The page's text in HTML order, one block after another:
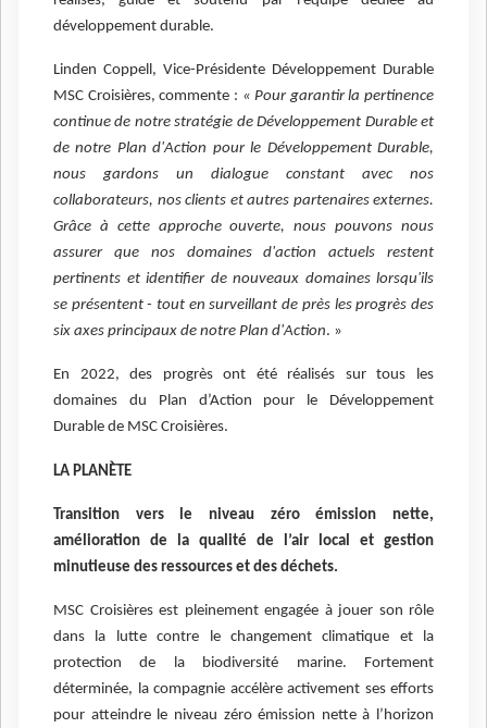
développement durable.
Linden Coppell, Vice-Présidente Développement Durable
MSC Croisières, commente : « Pour garantir la pertinence
continue de notre stratégie de Développement Durable et
de notre Plan d'Action pour le Développement Durable,
nous gardons un dialogue constant avec nos
collaborateurs, nos clients et autres partenaires externes.
Grâce à cette approche ouverte, nous pouvons nous
assurer que nos domaines d'action actuels restent
pertinents et identifier de nouveaux domaines lorsqu'ils
se présentent - tout en surveillant de près les progrès des
six axes principaux de notre Plan d'Action. »
En 2022, des progrès ont été réalisés sur tous les
domaines du Plan d’Action pour le Développement
Durable de MSC Croisières.
LA PLANÈTE
Transition vers le niveau zéro émission nette,
amélioration de la qualité de l’air local et gestion
minutieuse des ressources et des déchets.
MSC Croisières est pleinement engagée à jouer son rôle
dans la lutte contre le changement climatique et la
protection de la biodiversité marine. Fortement
déterminée, la compagnie accélère activement ses efforts
pour atteindre le niveau zéro émission nette à l’horizon